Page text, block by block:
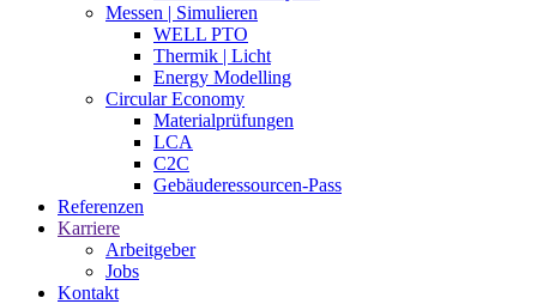
Messen | Simulieren
WELL PTO
Thermik | Licht
Energy Modelling
Circular Economy
Materialprüfungen
LCA
C2C
Gebäuderessourcen-Pass
Referenzen
Karriere
Arbeitgeber
Jobs
Kontakt